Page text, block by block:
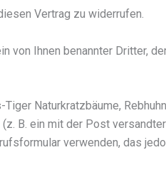
Vertrag zu widerrufen.
von Ihnen benannter Dritter,
Naturkratzbäume,
B. ein mit der Post
verwenden, das